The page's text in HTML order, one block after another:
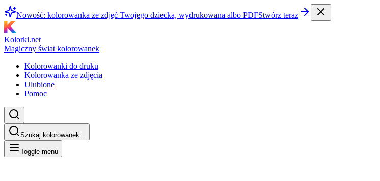
Nowość: kolorowanka ze zdjęć Twojego dziecka, wydrukowana albo PDFStwórz teraz
Kolorki.net
Magiczny świat kolorowanek
Kolorowanki do druku
Kolorowanka ze zdjęcia
Ulubione
Pomoc
Szukaj kolorowanek...
Toggle menu